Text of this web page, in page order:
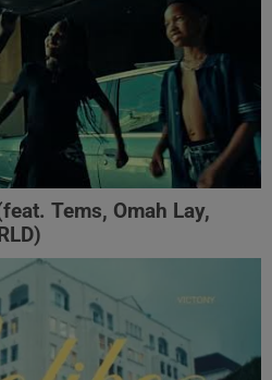
Tems, Omah Lay,